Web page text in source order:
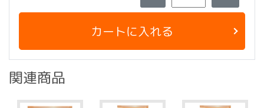
カートに入れる
関連商品